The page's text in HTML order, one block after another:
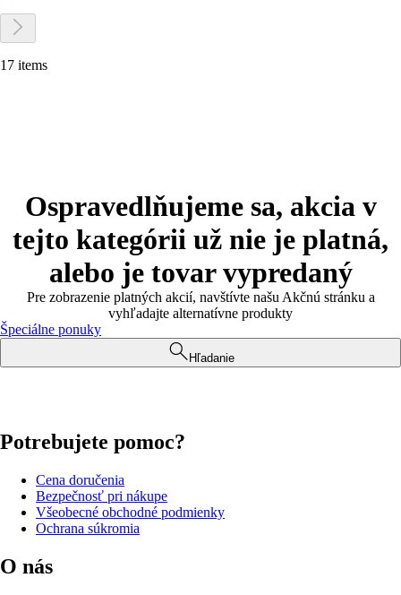
17 items
Ospravedlňujeme sa, akcia v
tejto kategórii už nie je platná,
alebo je tovar vypredaný
Pre zobrazenie platných akcií, navštívte našu Akčnú stránku a
vyhľadajte alternatívne produkty
Špeciálne ponuky
Hľadanie
Potrebujete pomoc?
Cena doručenia
Bezpečnosť pri nákupe
Všeobecné obchodné podmienky
Ochrana súkromia
O nás